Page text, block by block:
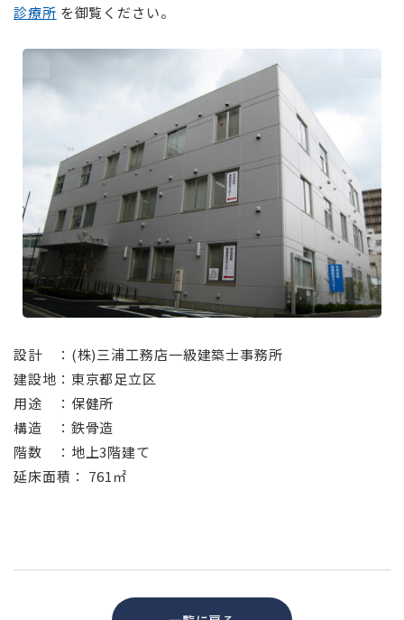
診療所 を御覧ください。
設計 ：(株)三浦工務店一級建築士事務所
建設地：東京都足立区
用途 ：保健所
構造 ：鉄骨造
階数 ：地上3階建て
延床面積： 761㎡